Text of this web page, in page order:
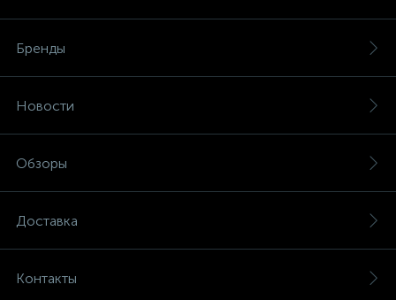
Бренды
Новости
Обзоры
Доставка
Контакты